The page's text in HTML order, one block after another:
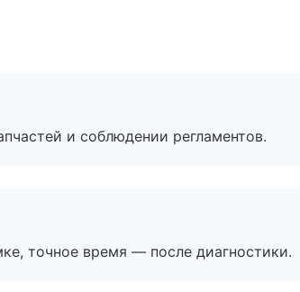
и соблюдении регламентов.
точное время — после диагностики.